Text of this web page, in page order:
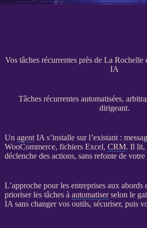
Vos tâches récurrentes près de La Rochelle
IA
Tâches récurrentes automatisées,
dirigeant.
Un agent IA s’installe sur l’existant :
WooCommerce, fichiers Excel, CRM. Il lit,
déclenche des actions, sans refonte de votre
L’approche pour les entreprises aux abords
prioriser les tâches à automatiserselon le
IA sans changer vos outils, sécuriser, puis